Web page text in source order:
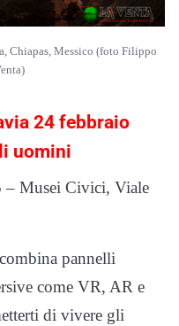
Chiapas, Messico (foto Filippo
24 febbraio
uomini
– Musei Civici, Viale
pannelli
come VR, AR e
di vivere gli